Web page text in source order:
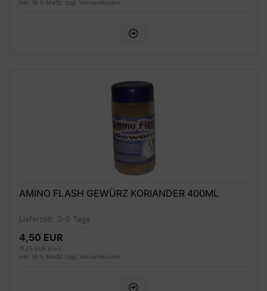
inkl. 19 % MwSt. zzgl. Versandkosten
AMINO FLASH GEWÜRZ KORIANDER 400ML
Lieferzeit: 3-5 Tage
4,50 EUR
11,25 EUR pro L
inkl. 19 % MwSt. zzgl. Versandkosten